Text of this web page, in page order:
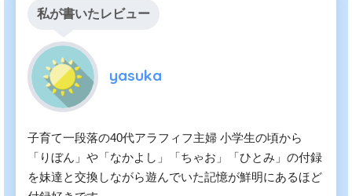
私が書いたレビュー
yasuka
子育て一段落の40代アラフィフ主婦 小学生の頃から
「りぼん」や「なかよし」「ちゃお」「ひとみ」の付録
を妹達と交換しながら遊んでいた記憶が鮮明にあるほど